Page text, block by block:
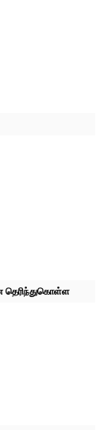
தெரிந்துகொள்ள